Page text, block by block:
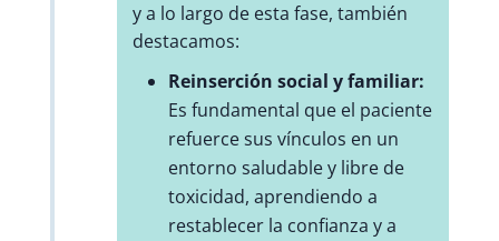
y a lo largo de esta fase, también
destacamos:
Reinserción social y familiar:
Es fundamental que el paciente
refuerce sus vínculos en un
entorno saludable y libre de
toxicidad, aprendiendo a
restablecer la confianza y a